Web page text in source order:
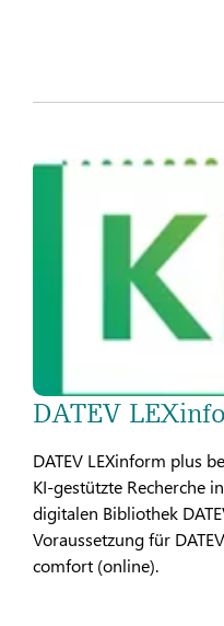
DATEV
DATEV LEXinform plus
KI-gestützte Recherche
digitalen Bibliothek
Voraussetzung für
comfort (online).